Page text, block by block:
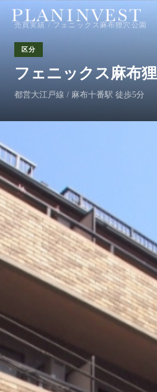
売買実績 / フェニックス麻布狸穴公園
区分
フェニックス麻布
都営大江戸線 / 麻布十番駅 徒歩5分